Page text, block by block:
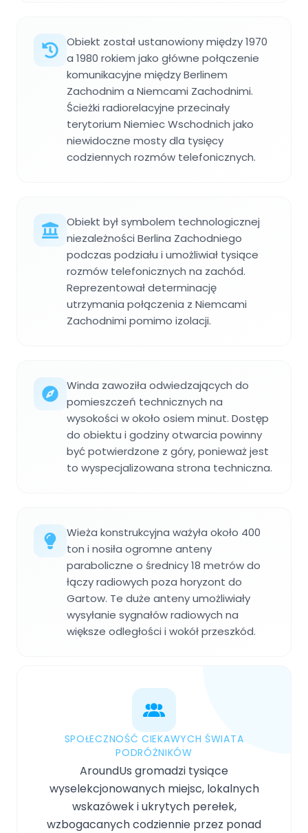
Obiekt został ustanowiony między 1970
a 1980 rokiem jako główne połączenie
komunikacyjne między Berlinem
Zachodnim a Niemcami Zachodnimi.
Ścieżki radiorelacyjne przecinały
terytorium Niemiec Wschodnich jako
niewidoczne mosty dla tysięcy
codziennych rozmów telefonicznych.
Obiekt był symbolem technologicznej
niezależności Berlina Zachodniego
podczas podziału i umożliwiał tysiące
rozmów telefonicznych na zachód.
Reprezentował determinację
utrzymania połączenia z Niemcami
Zachodnimi pomimo izolacji.
Winda zawoziła odwiedzających do
pomieszczeń technicznych na
wysokości w około osiem minut. Dostęp
do obiektu i godziny otwarcia powinny
być potwierdzone z góry, ponieważ jest
to wyspecjalizowana strona techniczna.
Wieża konstrukcyjna ważyła około 400
ton i nosiła ogromne anteny
paraboliczne o średnicy 18 metrów do
łączy radiowych poza horyzont do
Gartow. Te duże anteny umożliwiały
wysyłanie sygnałów radiowych na
większe odległości i wokół przeszkód.
SPOŁECZNOŚĆ CIEKAWYCH ŚWIATA
PODRÓŻNIKÓW
AroundUs gromadzi tysiące
wyselekcjonowanych miejsc, lokalnych
wskazówek i ukrytych perełek,
wzbogacanych codziennie przez ponad